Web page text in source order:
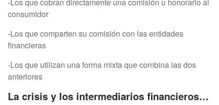
consumidor
-Los que comparten su comisión con las entidades
financieras
-Los que utilizan una forma mixta que combina las dos
anteriores
La crisis y los intermediarios financieros…